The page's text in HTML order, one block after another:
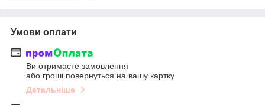
Умови оплати
Ви отримаєте замовлення
або гроші повернуться на вашу картку
Детальніше